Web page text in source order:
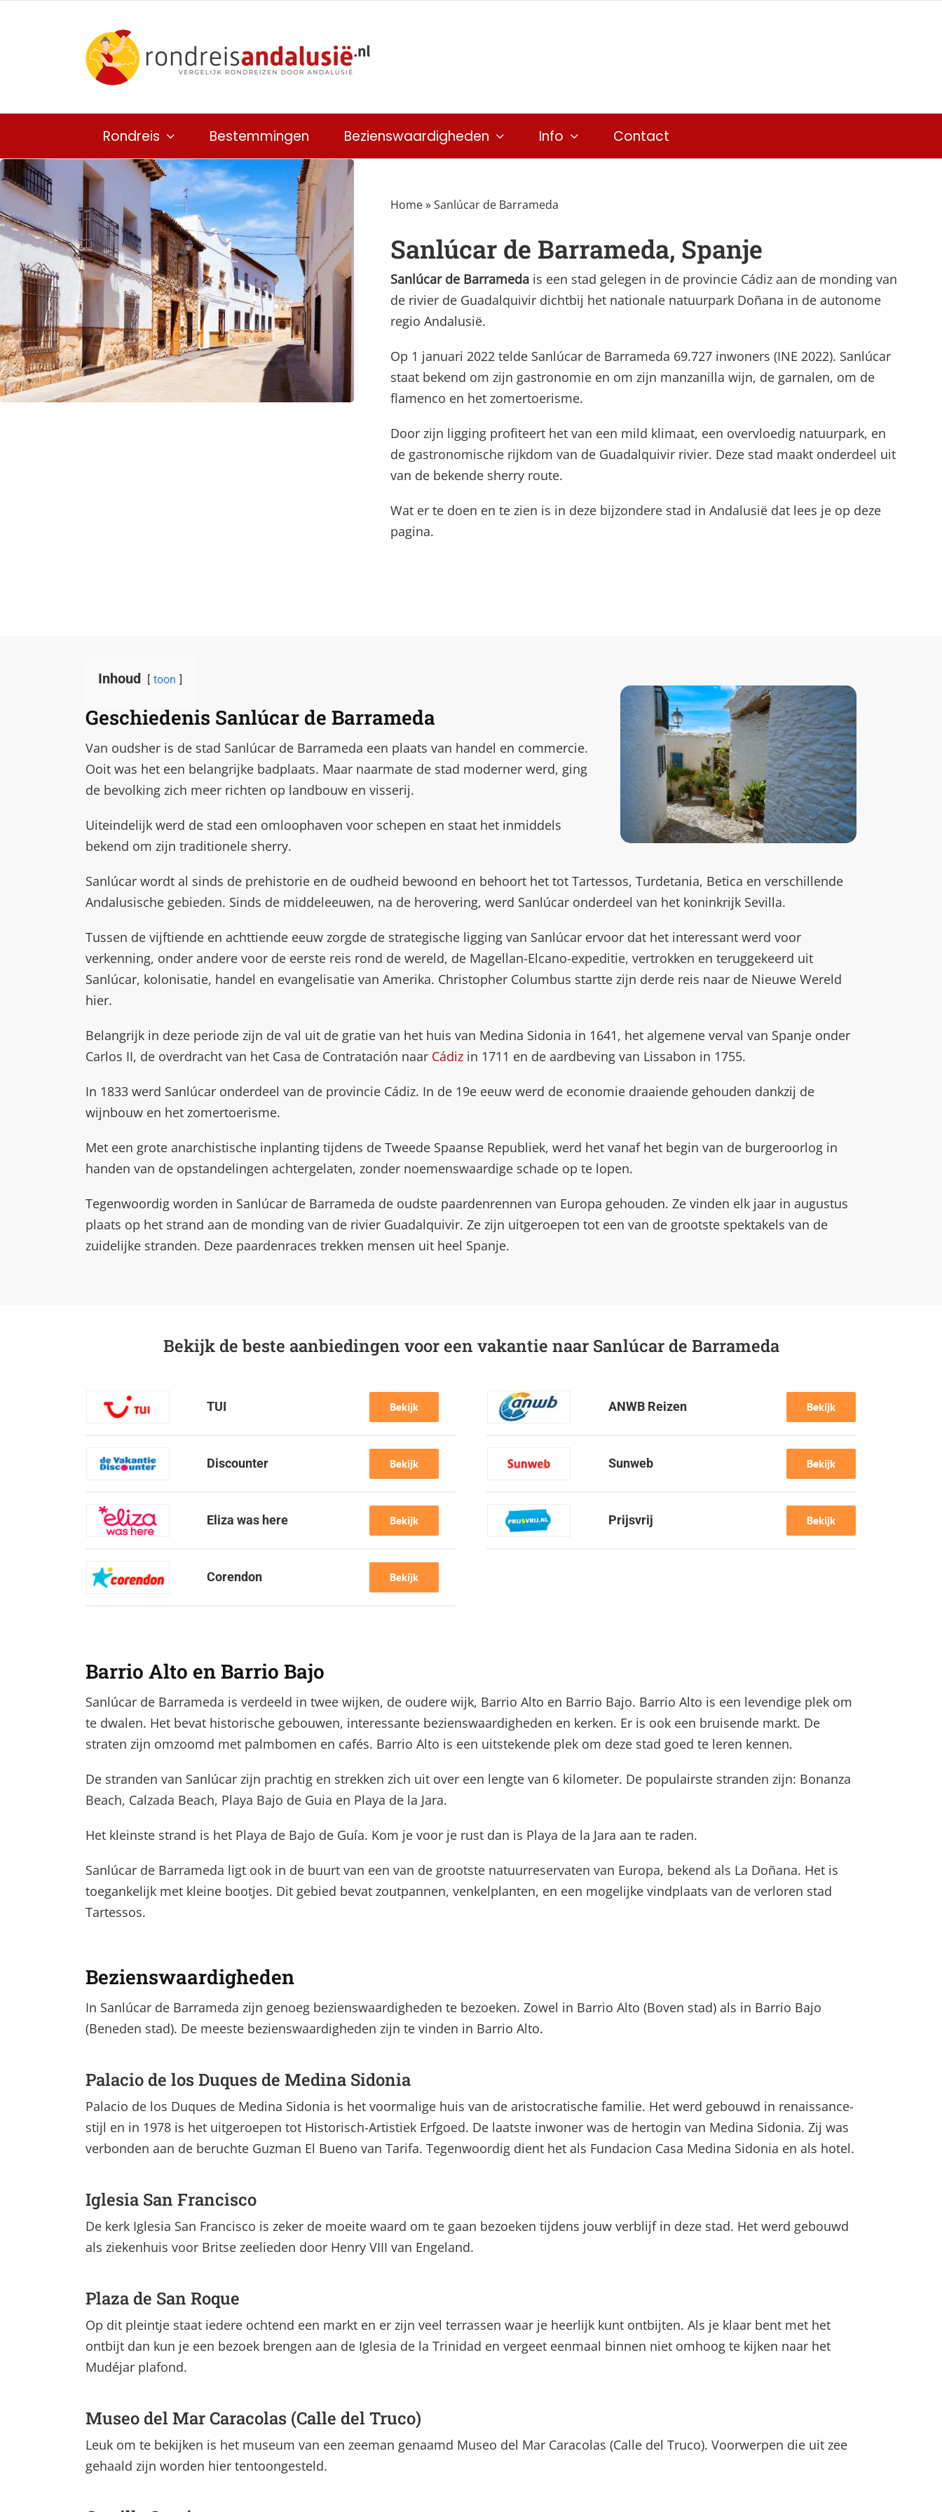
Rondreis Bestemmingen Bezienswaardigheden Info Contact
Home»Sanlúcar de Barrameda
Sanlúcar de Barrameda, Spanje
Sanlúcar de Barrameda is een stad gelegen in de provincie Cádiz aan de monding van
de rivier de Guadalquivir dichtbij het nationale natuurpark Doñana in de autonome
regio Andalusië.
Op 1 januari 2022 telde Sanlúcar de Barrameda 69.727 inwoners (INE 2022). Sanlúcar
staat bekend om zijn gastronomie en om zijn manzanilla wijn, de garnalen, om de
flamenco en het zomertoerisme.
Door zijn ligging profiteert het van een mild klimaat, een overvloedig natuurpark, en
de gastronomische rijkdom van de Guadalquivir rivier. Deze stad maakt onderdeel uit
van de bekende sherry route.
Wat er te doen en te zien is in deze bijzondere stad in Andalusië dat lees je op deze
pagina.
Inhoud toon
Geschiedenis Sanlúcar de Barrameda
Van oudsher is de stad Sanlúcar de Barrameda een plaats van handel en commercie.
Ooit was het een belangrijke badplaats. Maar naarmate de stad moderner werd, ging
de bevolking zich meer richten op landbouw en visserij.
Uiteindelijk werd de stad een omloophaven voor schepen en staat het inmiddels
bekend om zijn traditionele sherry.
Sanlúcar wordt al sinds de prehistorie en de oudheid bewoond en behoort het tot Tartessos, Turdetania, Betica en verschillende
Andalusische gebieden. Sinds de middeleeuwen, na de herovering, werd Sanlúcar onderdeel van het koninkrijk Sevilla.
Tussen de vijftiende en achttiende eeuw zorgde de strategische ligging van Sanlúcar ervoor dat het interessant werd voor
verkenning, onder andere voor de eerste reis rond de wereld, de Magellan-Elcano-expeditie, vertrokken en teruggekeerd uit
Sanlúcar, kolonisatie, handel en evangelisatie van Amerika. Christopher Columbus startte zijn derde reis naar de Nieuwe Wereld
hier.
Belangrijk in deze periode zijn de val uit de gratie van het huis van Medina Sidonia in 1641, het algemene verval van Spanje onder
Carlos II, de overdracht van het Casa de Contratación naar Cádizin 1711 en de aardbeving van Lissabon in 1755.
In 1833 werd Sanlúcar onderdeel van de provincie Cádiz. In de 19e eeuw werd de economie draaiende gehouden dankzij de
wijnbouw en het zomertoerisme.
Met een grote anarchistische inplanting tijdens de Tweede Spaanse Republiek, werd het vanaf het begin van de burgeroorlog in
handen van de opstandelingen achtergelaten, zonder noemenswaardige schade op te lopen.
Tegenwoordig worden in Sanlúcar de Barrameda de oudste paardenrennen van Europa gehouden. Ze vinden elk jaar in augustus
plaats op het strand aan de monding van de rivier Guadalquivir. Ze zijn uitgeroepen tot een van de grootste spektakels van de
zuidelijke stranden. Deze paardenraces trekken mensen uit heel Spanje.
Bekijk de beste aanbiedingen voor een vakantie naar Sanlúcar de Barrameda
TUI Bekijk
Discounter Bekijk
Eliza was here Bekijk
Corendon Bekijk
ANWB Reizen Bekijk
Sunweb Bekijk
Prijsvrij Bekijk
Barrio Alto en Barrio Bajo
Sanlúcar de Barrameda is verdeeld in twee wijken, de oudere wijk, Barrio Alto en Barrio Bajo. Barrio Alto is een levendige plek om
te dwalen. Het bevat historische gebouwen, interessante bezienswaardigheden en kerken. Er is ook een bruisende markt. De
straten zijn omzoomd met palmbomen en cafés. Barrio Alto is een uitstekende plek om deze stad goed te leren kennen.
De stranden van Sanlúcar zijn prachtig en strekken zich uit over een lengte van 6 kilometer. De populairste stranden zijn: Bonanza
Beach, Calzada Beach, Playa Bajo de Guia en Playa de la Jara.
Het kleinste strand is het Playa de Bajo de Guía. Kom je voor je rust dan is Playa de la Jara aan te raden.
Sanlúcar de Barrameda ligt ook in de buurt van een van de grootste natuurreservaten van Europa, bekend als La Doñana. Het is
toegankelijk met kleine bootjes. Dit gebied bevat zoutpannen, venkelplanten, en een mogelijke vindplaats van de verloren stad
Tartessos.
Bezienswaardigheden
In Sanlúcar de Barrameda zijn genoeg bezienswaardigheden te bezoeken. Zowel in Barrio Alto (Boven stad) als in Barrio Bajo
(Beneden stad). De meeste bezienswaardigheden zijn te vinden in Barrio Alto.
Palacio de los Duques de Medina Sidonia
Palacio de los Duques de Medina Sidonia is het voormalige huis van de aristocratische familie. Het werd gebouwd in renaissance-
stijl en in 1978 is het uitgeroepen tot Historisch-Artistiek Erfgoed. De laatste inwoner was de hertogin van Medina Sidonia. Zij was
verbonden aan de beruchte Guzman El Bueno van Tarifa. Tegenwoordig dient het als Fundacion Casa Medina Sidonia en als hotel.
Iglesia San Francisco
De kerk Iglesia San Francisco is zeker de moeite waard om te gaan bezoeken tijdens jouw verblijf in deze stad. Het werd gebouwd
als ziekenhuis voor Britse zeelieden door Henry VIII van Engeland.
Plaza de San Roque
Op dit pleintje staat iedere ochtend een markt en er zijn veel terrassen waar je heerlijk kunt ontbijten. Als je klaar bent met het
ontbijt dan kun je een bezoek brengen aan de Iglesia de la Trinidad en vergeet eenmaal binnen niet omhoog te kijken naar het
Mudéjar plafond.
Museo del Mar Caracolas (Calle del Truco)
Leuk om te bekijken is het museum van een zeeman genaamd Museo del Mar Caracolas (Calle del Truco). Voorwerpen die uit zee
gehaald zijn worden hier tentoongesteld.